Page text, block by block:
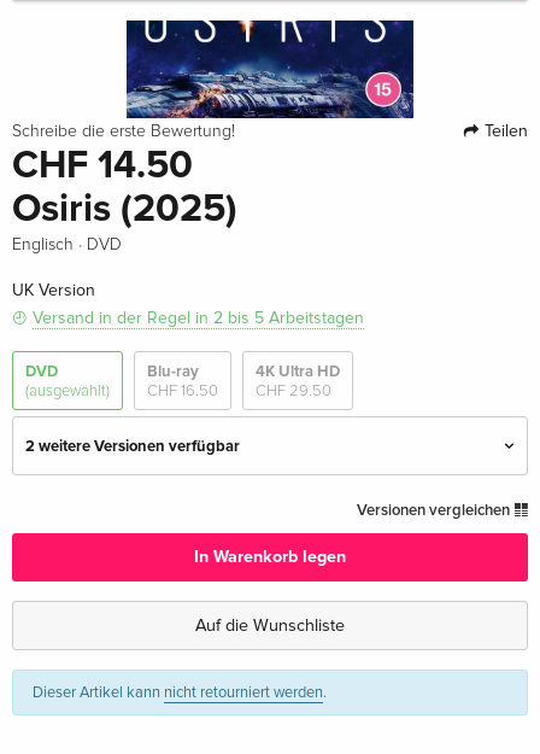
Schreibe die erste Bewertung! Teilen
CHF 14.50
Osiris (2025)
Englisch · DVD
UK Version
Versand in der Regel in 2 bis 5 Arbeitstagen
DVD
(ausgewählt)
Blu-ray
CHF 16.50
4K Ultra HD
CHF 29.50
2 weitere Versionen verfügbar
CHF 13.50
Standard Edition
Französisch
CHF 14.50
Versionen vergleichen
In Warenkorb legen
Auf die Wunschliste
Dieser Artikel kann nicht retourniert werden.